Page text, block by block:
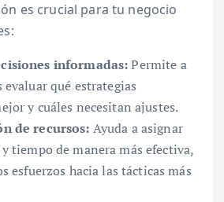
es crucial para tu negocio
informadas:Permite a
evaluar qué estrategias
y cuáles necesitan ajustes.
de recursos: Ayuda a asignar
tiempo de manera más efectiva,
esfuerzos hacia las tácticas más